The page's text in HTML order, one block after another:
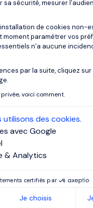
sa sécurité, mesurer
de cookies non-
moment paramétrer vos
n’a aucune
par la suite, cliquez
voici comment.
des cookies.
avec Google
& Analytics
certifiés par
Je choisis
Axeptio consent
le secteur de l'IT en